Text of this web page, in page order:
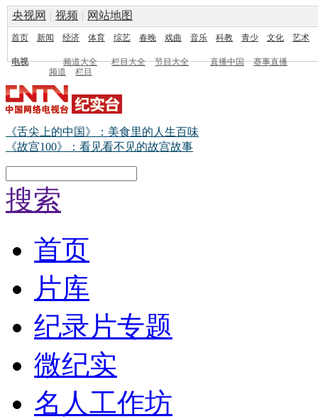
央视网 | 视频 | 网站地图
首页 新闻 经济 体育 综艺 春晚 戏曲 音乐 科教 青少 文化 艺术
电视 频道大全 栏目大全 节目大全 直播中国
赛事直播
频道
栏目
《舌尖上的中国》：美食里的人生百味
《故宫100》：看见看不见的故宫故事
搜索
首页
片库
纪录片专题
微纪实
名人工作坊